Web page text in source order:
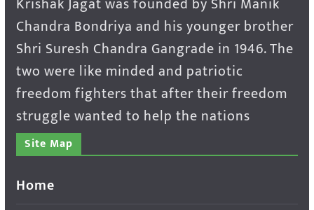
Chandra Bondriya and his younger brother
Shri Suresh Chandra Gangrade in 1946. The
two were like minded and patriotic
freedom fighters that after their freedom
struggle wanted to help the nations
Site Map
Home